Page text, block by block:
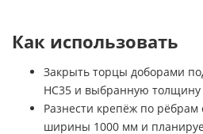
Как использовать
Закрыть торцы доборами
НС35 и выбранную толщину
Разнести крепёж по рёбрам
ширины 1000 мм и